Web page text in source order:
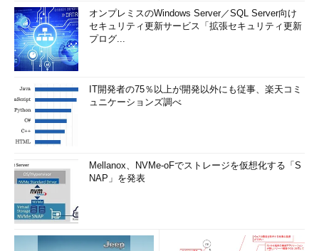
オンプレミスのWindows Server／SQL Server向け
セキュリティ更新サービス「拡張セキュリティ更新
プログ...
IT開発者の75％以上が開発以外にも従事、楽天コミ
ュニケーションズ調べ
Mellanox、NVMe-oFでストレージを仮想化する「S
NAP」を発表